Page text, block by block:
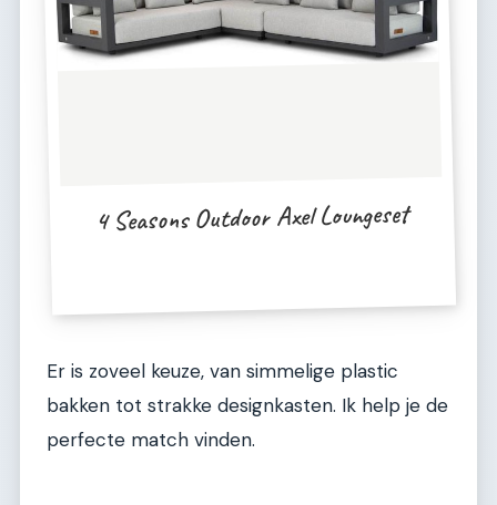
4 Seasons Outdoor Axel Loungeset
Er is zoveel keuze, van simmelige plastic
bakken tot strakke designkasten. Ik help je de
perfecte match vinden.